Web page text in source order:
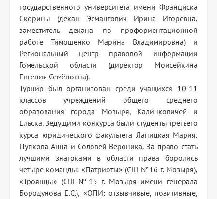
государственного университета имени Франциска
Скорины (декан Эсмантович Ирина Игоревна,
заместитель декана по профориентационной
работе Тимошенко Марина Владимировна) и
Региональный центр правовой информации
Гомельской области (директор Моисейкина
Евгения Семёновна).
Турнир был организован среди учащихся 10-11
классов учреждений общего среднего
образования города Мозыря, Калинковичей и
Ельска. Ведущими конкурса были студенты третьего
курса юридического факультета Лапицкая Мария,
Пупкова Анна и Соловей Вероника. За право стать
лучшими знатоками в области права боролись
четыре команды: «Патриоты» (СШ №16 г. Мозыря),
«Троянцы» (СШ №15 г. Мозыря имени генерала
Бородунова Е.С.), «ОПИ: отзывчивые, позитивные,